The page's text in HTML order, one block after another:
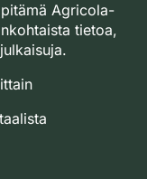
Agricola-
tietoa,